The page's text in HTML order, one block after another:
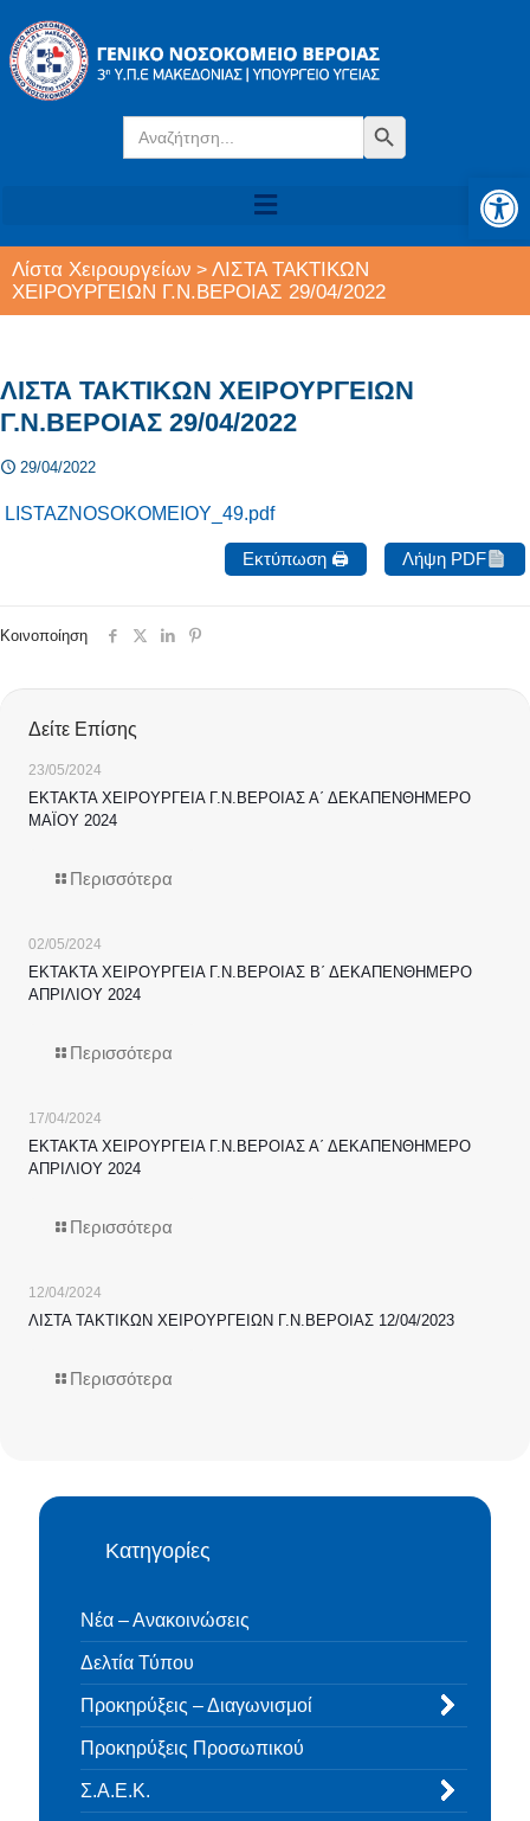
Search
for:
Search Button
Λίστα Χειρουργείων > ΛΙΣΤΑ ΤΑΚΤΙΚΩΝ
ΧΕΙΡΟΥΡΓΕΙΩΝ Γ.Ν.ΒΕΡΟΙΑΣ 29/04/2022
ΛΙΣΤΑ ΤΑΚΤΙΚΩΝ ΧΕΙΡΟΥΡΓΕΙΩΝ
Γ.Ν.ΒΕΡΟΙΑΣ 29/04/2022
29/04/2022
LISTAZNOSOKOMEIOY_49.pdf
Εκτύπωση 🖨 Λήψη PDF
Κοινοποίηση
Δείτε Επίσης
23/05/2024
ΕΚΤΑΚΤΑ ΧΕΙΡΟΥΡΓΕΙΑ Γ.Ν.ΒΕΡΟΙΑΣ Α΄ ΔΕΚΑΠΕΝΘΗΜΕΡΟ
ΜΑΪΟΥ 2024
Περισσότερα
02/05/2024
ΕΚΤΑΚΤΑ ΧΕΙΡΟΥΡΓΕΙΑ Γ.Ν.ΒΕΡΟΙΑΣ Β΄ ΔΕΚΑΠΕΝΘΗΜΕΡΟ
ΑΠΡΙΛΙΟΥ 2024
Περισσότερα
17/04/2024
ΕΚΤΑΚΤΑ ΧΕΙΡΟΥΡΓΕΙΑ Γ.Ν.ΒΕΡΟΙΑΣ Α΄ ΔΕΚΑΠΕΝΘΗΜΕΡΟ
ΑΠΡΙΛΙΟΥ 2024
Περισσότερα
12/04/2024
ΛΙΣΤΑ ΤΑΚΤΙΚΩΝ ΧΕΙΡΟΥΡΓΕΙΩΝ Γ.Ν.ΒΕΡΟΙΑΣ 12/04/2023
Περισσότερα
Κατηγορίες
Νέα – Ανακοινώσεις
Δελτία Τύπου
Προκηρύξεις – Διαγωνισμοί
Προκηρύξεις Προσωπικού
Σ.Α.Ε.Κ.